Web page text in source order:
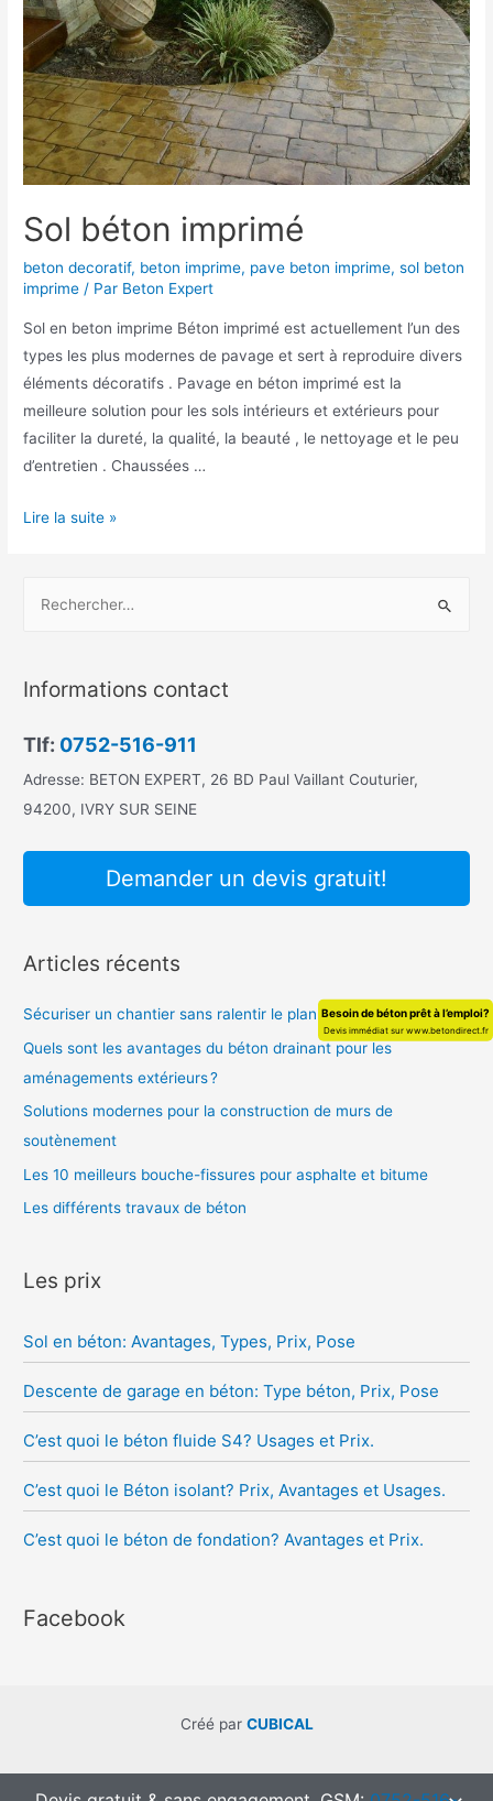
Sol béton imprimé
beton decoratif, beton imprime, pave beton imprime,sol beton
imprime / Par Beton Expert
Sol en beton imprime Béton imprimé est actuellement l’un des
types les plus modernes de pavage et sert à reproduire divers
éléments décoratifs . Pavage en béton imprimé est la
meilleure solution pour les sols intérieurs et extérieurs pour
faciliter la dureté, la qualité, la beauté , le nettoyage et le peu
d’entretien . Chaussées …
Sol
Lire la suite »
h
r
r
Informations contact
Tlf: 0752-516-911
Adresse: BETON EXPERT, 26 BD Paul Vaillant Couturier,
94200, IVRY SUR SEINE
Demander un devis gratuit!
Articles récents
Sécuriser un chantier sans ralentir le planning
Quels sont les avantages du béton drainant pour les
aménagements extérieurs ?
Solutions modernes pour la construction de murs de
soutènement
Les 10 meilleurs bouche-fissures pour asphalte et bitume
Les différents travaux de béton
Les prix
Sol en béton: Avantages, Types, Prix, Pose
Descente de garage en béton: Type béton, Prix, Pose
C’est quoi le béton fluide S4? Usages et Prix.
C’est quoi le Béton isolant? Prix, Avantages et Usages.
C’est quoi le béton de fondation? Avantages et Prix.
Facebook
Créé par CUBICAL
Besoin de béton prêt à l’emploi?
Devis immédiat sur www.betondirect.fr